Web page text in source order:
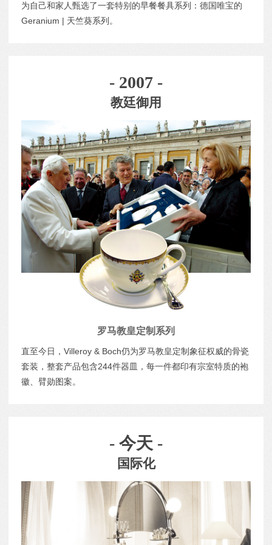
为自己和家人甄选了一套特别的早餐餐具系列：德国唯宝的
Geranium | 天竺葵系列。
- 2007 -
教廷御用
罗马教皇定制系列
直至今日，Villeroy & Boch仍为罗马教皇定制象征权威的骨瓷
套装，整套产品包含244件器皿，每一件都印有宗室特质的袍
徽、臂勋图案。
- 今天 -
国际化